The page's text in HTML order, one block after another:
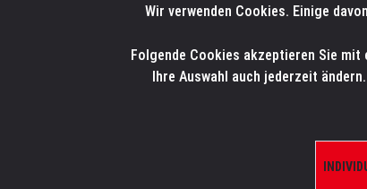
HOME
Wir verwenden Cookies. Einige
Folgende Cookies akzeptieren Sie mit
Ihre Auswahl auch jederzeit